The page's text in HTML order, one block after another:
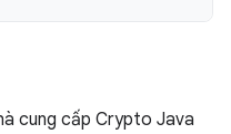
cung cấp Crypto Java